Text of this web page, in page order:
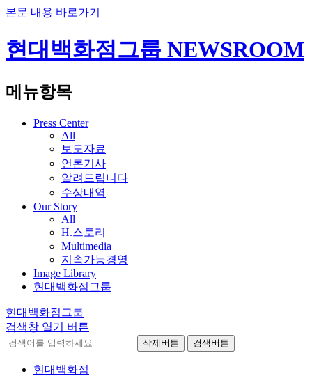
본문 내용 바로가기
현대백화점그룹 NEWSROOM
메뉴항목
Press Center
All
보도자료
언론기사
알려드립니다
수상내역
Our Story
All
H.스토리
Multimedia
지속가능경영
Image Library
현대백화점그룹
현대백화점그룹
검색창 열기 버튼
삭제버튼 검색버튼
현대백화점